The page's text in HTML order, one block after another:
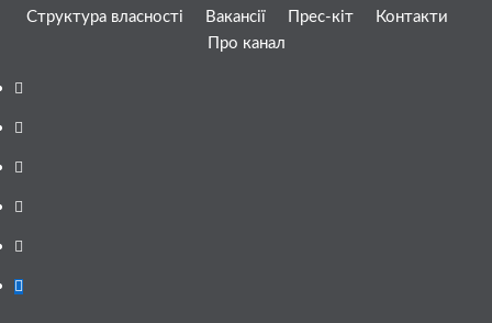
Структура власності
Вакансії Прес-кіт
Контакти
Про канал
Facebook
YouTube
Telegram
Instagram
Twitter
Google